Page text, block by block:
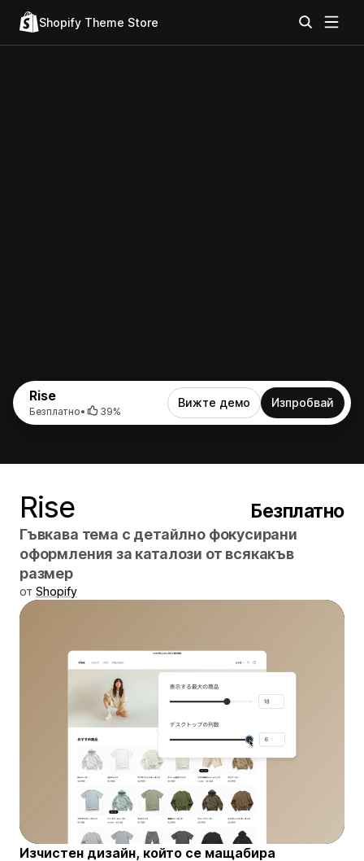
Shopify Theme Store
Rise
Безплатно• 39%
Вижте демо Изпробвай
Rise Безплатно
Гъвкава тема с детайлно фокусирани
оформления за каталози от всякакъв
размер
от Shopify
Изчистен дизайн, който се мащабира